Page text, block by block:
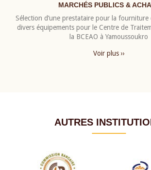
MARCHÉS PUBLICS &
Sélection d’une prestataire pour la fourniture
divers équipements pour le Centre de
la BCEAO à Yamoussoukro
Voir plus ››
AUTRES